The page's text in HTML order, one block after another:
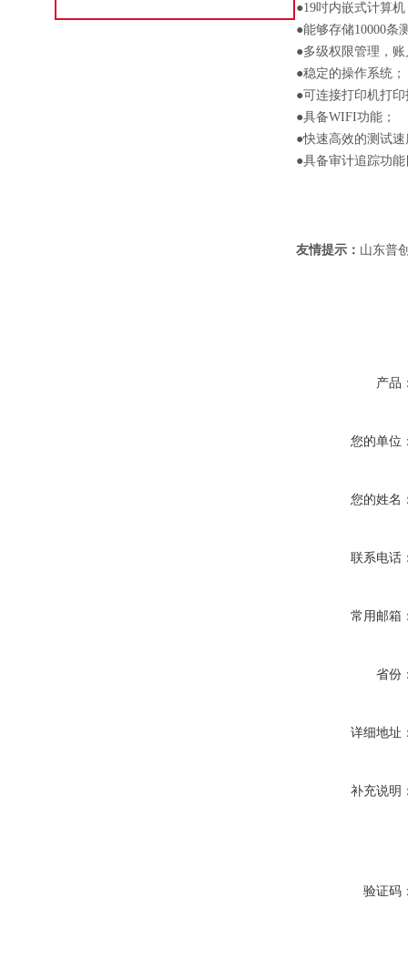
●19吋内嵌式计算
●能够存储10000条
●多级权限管理，
●稳定的操作系统；
●可连接打印机打印
●具备WIFI功能；
●快速高效的测试速
●具备审计追踪功能
友情提示： 山东普
产品
您的单位
您的姓名
联系电话
常用邮箱
省份
详细地址
补充说明
验证码